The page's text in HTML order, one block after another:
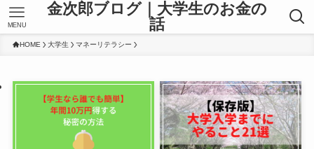
金次郎ブログ｜大学生のお金の
話
MENU
HOME 大学生 マネーリテラシー